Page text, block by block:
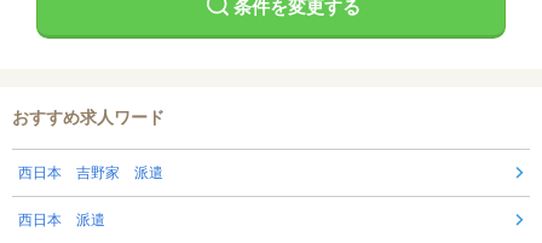
条件を変更する
おすすめ求人ワード
西日本 吉野家 派遣
西日本 派遣